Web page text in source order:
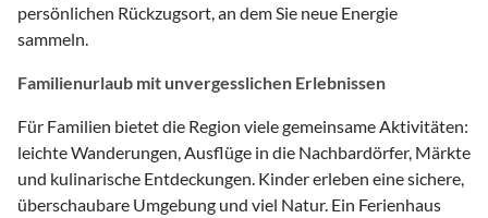
persönlichen Rückzugsort, an dem Sie neue Energie
sammeln.
Familienurlaub mit unvergesslichen Erlebnissen
Für Familien bietet die Region viele gemeinsame Aktivitäten:
leichte Wanderungen, Ausflüge in die Nachbardörfer, Märkte
und kulinarische Entdeckungen. Kinder erleben eine sichere,
überschaubare Umgebung und viel Natur. Ein Ferienhaus